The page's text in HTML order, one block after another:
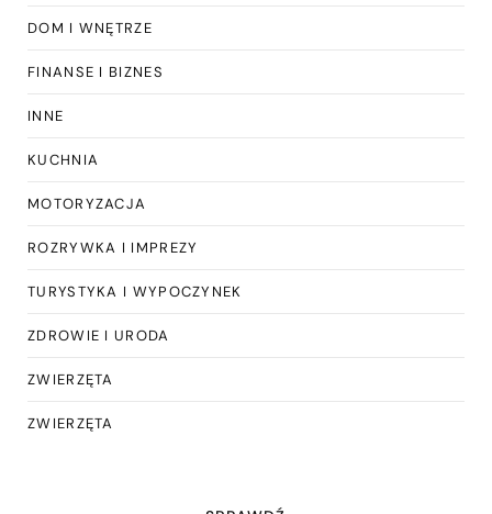
DOM I WNĘTRZE
FINANSE I BIZNES
INNE
KUCHNIA
MOTORYZACJA
ROZRYWKA I IMPREZY
TURYSTYKA I WYPOCZYNEK
ZDROWIE I URODA
ZWIERZĘTA
ZWIERZĘTA